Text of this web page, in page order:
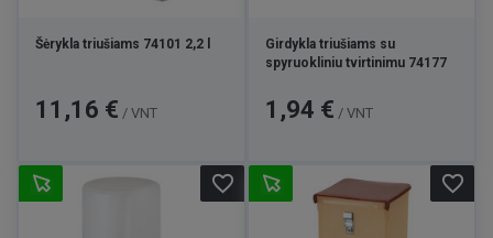
Šėrykla triušiams 74101 2,2 l
Kaina
11,16 € / VNT
Girdykla triušiams su
spyruokliniu tvirtinimu 74177
Kaina
1,94 € / VNT
favorite_border favorite_border